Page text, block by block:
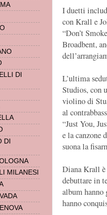
I duetti
con Krall e
“Don’t
Broadbent,
L’ultima
Studios, con
violino di
al
“Just You,
e la canzone
suona la
Diana Krall è
debuttare in
album hanno
hanno
DI
DI
MILANESI